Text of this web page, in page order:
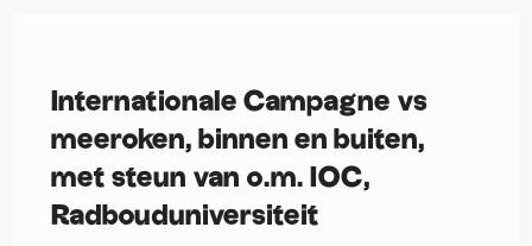
Internationale Campagne vs
meeroken, binnen en buiten,
met steun van o.m. IOC,
Radbouduniversiteit